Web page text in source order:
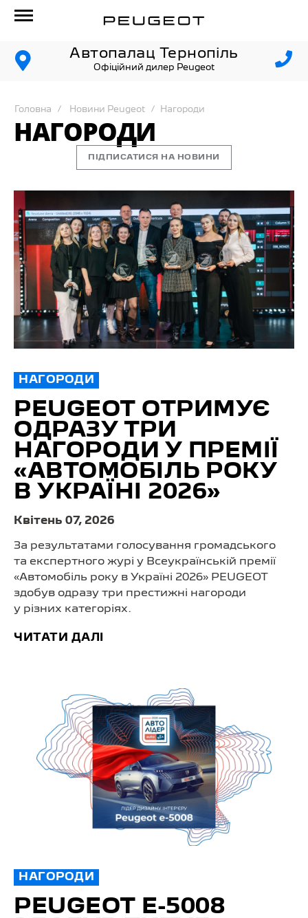
Автопалац Тернопіль
Офіційний дилер Peugeot
Головна Новини Peugeot Нагороди
НАГОРОДИ
ПІДПИСАТИСЯ НА НОВИНИ
НАГОРОДИ
PEUGEOT ОТРИМУЄ
ОДРАЗУ ТРИ
НАГОРОДИ У ПРЕМІЇ
«АВТОМОБІЛЬ РОКУ
В УКРАЇНІ 2026»
Квітень 07, 2026
За результатами голосування громадського
та експертного журі у Всеукраїнській премії
«Автомобіль року в Україні 2026» PEUGEOT
здобув одразу три престижні нагороди
у різних категоріях.
ЧИТАТИ ДАЛІ
НАГОРОДИ
PEUGEOT E-5008